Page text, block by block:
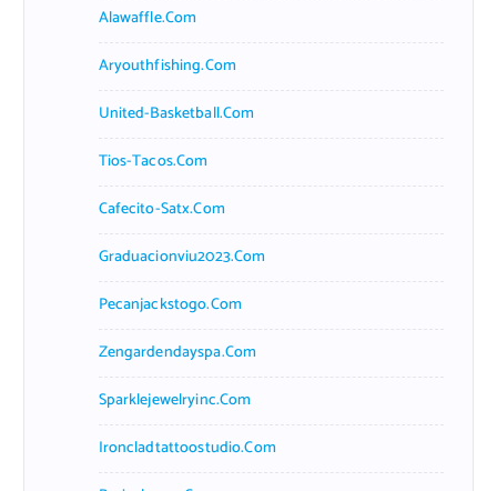
Alawaffle.com
Aryouthfishing.com
United-Basketball.com
Tios-Tacos.com
Cafecito-Satx.com
Graduacionviu2023.com
Pecanjackstogo.com
Zengardendayspa.com
Sparklejewelryinc.com
Ironcladtattoostudio.com